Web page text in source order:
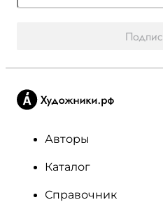
Авторы
Каталог
Справочник